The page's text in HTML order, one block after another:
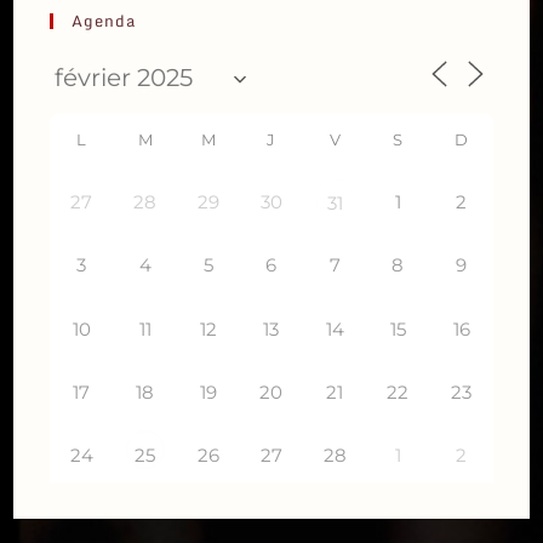
Agenda
L M M J V S D
27 28 29 30 31 1 2
3 4 5 6 7 8 9
10 11 12 13 14 15 16
17 18 19 20 21 22 23
24 25 26 27 28 1 2